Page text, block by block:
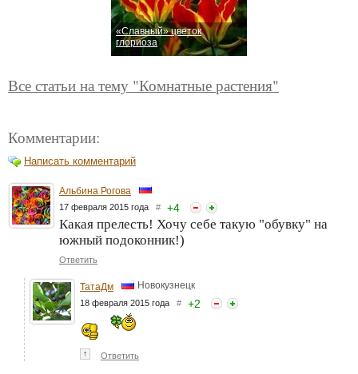
«Славный» цветок
глориоза
Все статьи на тему "Комнатные растения"
Комментарии:
Написать комментарий
Альбина Рогова
17 февраля 2015 года # +4
Какая прелесть! Хочу себе такую "обувку" на
южный подоконник!)
Ответить
ТатаДм Новокузнецк
18 февраля 2015 года # +2
↑ Ответить